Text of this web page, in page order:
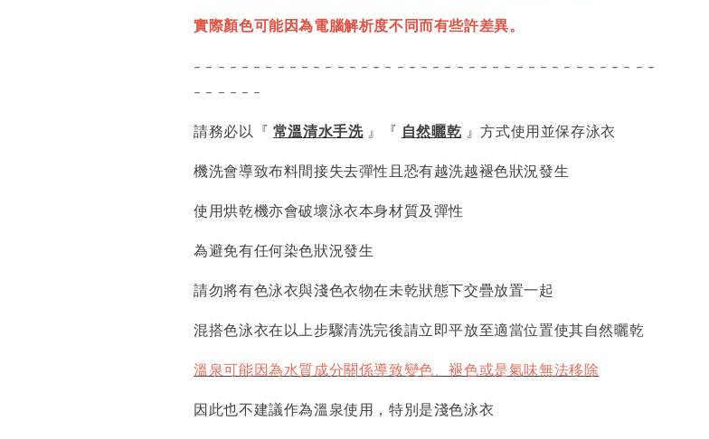
實際顏色可能因為電腦解析度不同而有些許差異。
- - - - - - - - - - - - - - - - - - - - - - - - - - - - - - - - - - - - - - -
- - - - - -
請務必以『 常溫清水手洗』『 自然曬乾 』方式使用並保存泳衣
機洗會導致布料間接失去彈性且恐有越洗越褪色狀況發生
使用烘乾機亦會破壞泳衣本身材質及彈性
為避免有任何染色狀況發生
請勿將有色泳衣與淺色衣物在未乾狀態下交疊放置一起
混搭色泳衣在以上步驟清洗完後請立即平放至適當位置使其自然曬乾
溫泉可能因為水質成分關係導致變色、褪色或是氣味無法移除
因此也不建議作為溫泉使用，特別是淺色泳衣